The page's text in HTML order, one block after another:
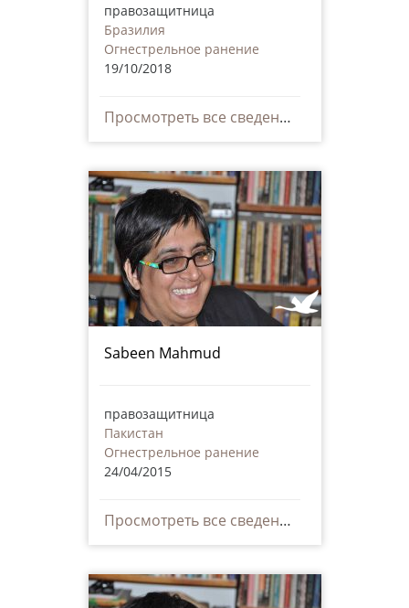
правозащитница
Бразилия
Огнестрельное ранение
19/10/2018
Просмотреть все сведения
Sabeen Mahmud
правозащитница
Пакистан
Огнестрельное ранение
24/04/2015
Просмотреть все сведения